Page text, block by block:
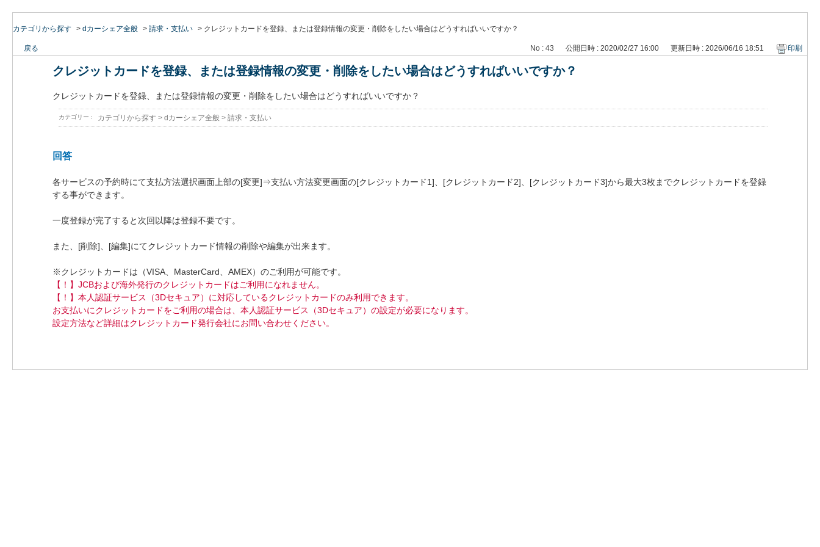
カテゴリから探す > dカーシェア全般 > 請求・支払い > クレジットカードを登録、または登録情報の変更・削除をしたい場合はどうすればいいですか？
戻る No : 43 公開日時 : 2020/02/27 16:00 更新日時 : 2026/06/16 18:51 印刷
クレジットカードを登録、または登録情報の変更・削除をしたい場合はどうすればいいですか？
クレジットカードを登録、または登録情報の変更・削除をしたい場合はどうすればいいですか？
カテゴリー : カテゴリから探す > dカーシェア全般 > 請求・支払い
回答
各サービスの予約時にて支払方法選択画面上部の[変更]⇒支払い方法変更画面の[クレジットカード1]、[クレジットカード2]、[クレジットカード3]から最大3枚までクレジットカードを登録
する事ができます。
一度登録が完了すると次回以降は登録不要です。
また、[削除]、[編集]にてクレジットカード情報の削除や編集が出来ます。
※クレジットカードは（VISA、MasterCard、AMEX）のご利用が可能です。
【！】JCBおよび海外発行のクレジットカードはご利用になれません。
【！】本人認証サービス（3Dセキュア）に対応しているクレジットカードのみ利用できます。
お支払いにクレジットカードをご利用の場合は、本人認証サービス（3Dセキュア）の設定が必要になります。
設定方法など詳細はクレジットカード発行会社にお問い合わせください。